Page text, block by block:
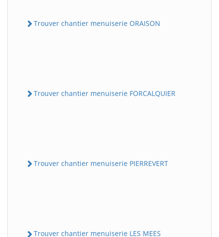
Trouver chantier menuiserie ORAISON
Trouver chantier menuiserie FORCALQUIER
Trouver chantier menuiserie PIERREVERT
Trouver chantier menuiserie LES MEES